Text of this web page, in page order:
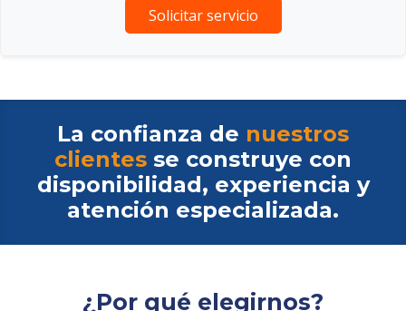
Solicitar servicio
La confianza de nuestros
clientes se construye con
disponibilidad, experiencia y
atención especializada.
¿Por qué elegirnos?